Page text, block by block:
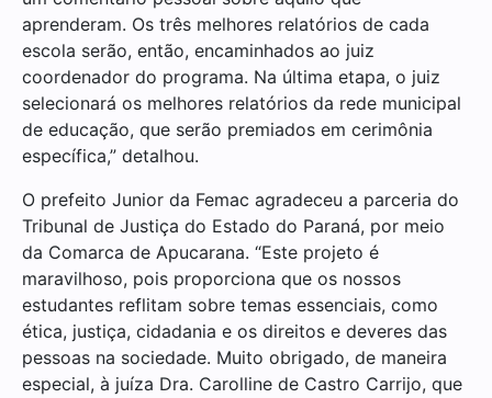
aprenderam. Os três melhores relatórios de cada
escola serão, então, encaminhados ao juiz
coordenador do programa. Na última etapa, o juiz
selecionará os melhores relatórios da rede municipal
de educação, que serão premiados em cerimônia
específica,” detalhou.
O prefeito Junior da Femac agradeceu a parceria do
Tribunal de Justiça do Estado do Paraná, por meio
da Comarca de Apucarana. “Este projeto é
maravilhoso, pois proporciona que os nossos
estudantes reflitam sobre temas essenciais, como
ética, justiça, cidadania e os direitos e deveres das
pessoas na sociedade. Muito obrigado, de maneira
especial, à juíza Dra. Carolline de Castro Carrijo, que